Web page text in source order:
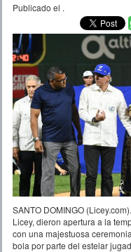
Publicado el .
SANTO DOMINGO
Licey, dieron apertura a la
con una majestuosa
bola por parte del estelar